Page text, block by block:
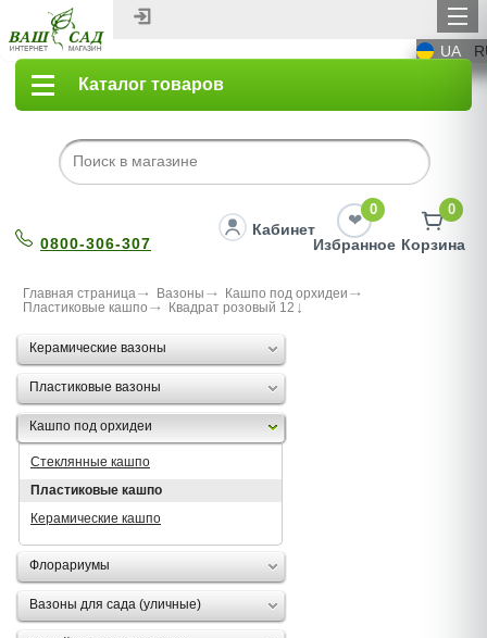
UA
Каталог товаров
0800-306-307
Кабинет
0
Избранное
0
Корзина
Главная страница Вазоны
Кашпо под орхидеи
Пластиковые кашпо
Квадрат розовый 12
Керамические вазоны
Пластиковые вазоны
Кашпо под орхидеи
Стеклянные кашпо
Пластиковые кашпо
Керамические кашпо
Флорариумы
Вазоны для сада (уличные)